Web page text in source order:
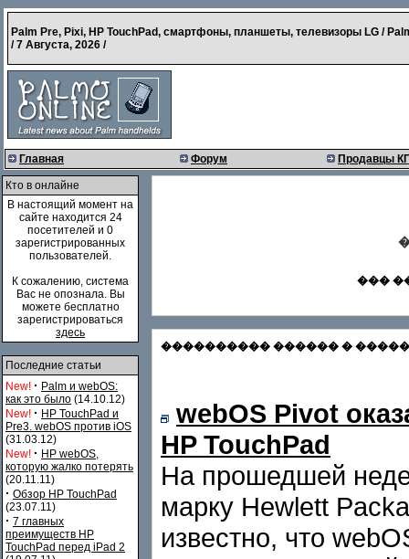
Palm Pre, Pixi, HP TouchPad, смартфоны, планшеты, телевизоры LG /
/7 Августа, 2026 /
Главная Форум Продавцы
Кто в онлайне
В настоящий момент на
сайте находится 24
посетителей и 0
зарегистрированных
пользователей.
К сожалению, система
Вас не опознала. Вы
можете бесплатно
зарегистрироваться
здесь
Последние статьи
New! · Palm и webOS:
как это было (14.10.12)
New! · HP TouchPad и
Pre3. webOS против iOS
(31.03.12)
New! · HP webOS,
которую жалко потерять
(20.11.11)
· Обзор HP TouchPad
(23.07.11)
· 7 главных
преимуществ HP
TouchPad перед iPad 2
���
���������� ������ �
webOS Pivot
HP TouchPad
На прошедшей
марку Hewlett
известно, что